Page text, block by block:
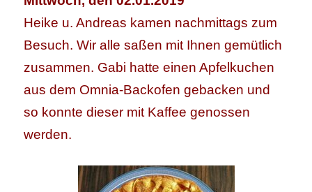
Heike u. Andreas kamen nachmittags zum
Besuch. Wir alle saßen mit Ihnen gemütlich
zusammen. Gabi hatte einen Apfelkuchen
aus dem Omnia-Backofen gebacken und
so konnte dieser mit Kaffee genossen
werden.